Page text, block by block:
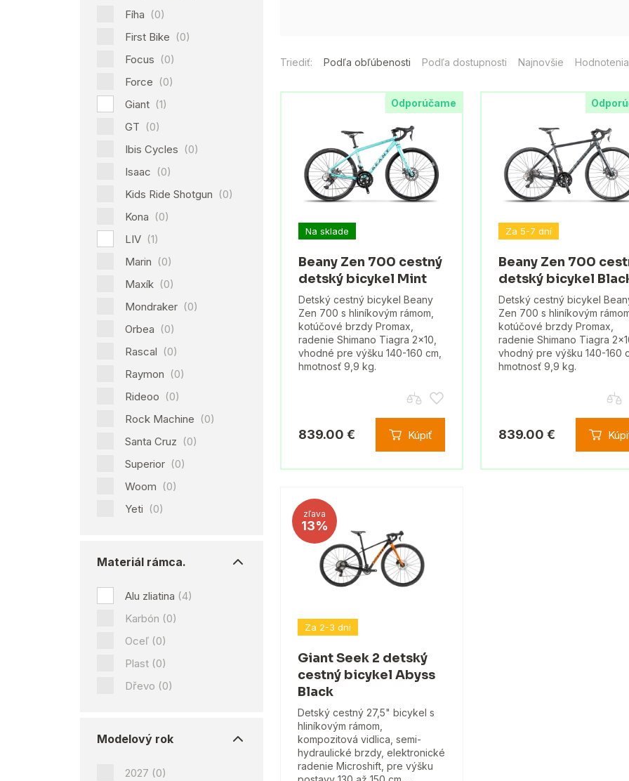
Fíha (0)
First Bike (0)
Focus (0)
Force (0)
Giant (1)
GT (0)
Ibis Cycles (0)
Isaac (0)
Kids Ride Shotgun (0)
Kona (0)
LIV (1)
Marin (0)
Maxík (0)
Mondraker (0)
Orbea (0)
Rascal (0)
Raymon (0)
Rideoo (0)
Rock Machine (0)
Santa Cruz (0)
Superior (0)
Woom (0)
Yeti (0)
Materiál rámca.
Alu zliatina (4)
Karbón (0)
Oceľ (0)
Plast (0)
Dřevo (0)
Modelový rok
2027 (0)
Triediť: Podľa obľúbenosti Podľa dostupnosti Najnovšie
Odporúčame
Na sklade
Beany Zen 700 cestný
detský bicykel Mint
Detský cestný bicykel Beany
Zen 700 s hliníkovým rámom,
kotúčové brzdy Promax,
radenie Shimano Tiagra 2x10,
vhodné pre výšku 140-160 cm,
hmotnosť 9,9 kg.
839.00 € Kúpiť
Za 5-7 dní
Beany Zen 700
detský bicykel
Detský cestný bicykel
Zen 700 s hliníkovým
kotúčové brzdy Promax,
radenie Shimano Tiagra
vhodný pre výšku 140-160
hmotnosť 9,9 kg.
839.00 €
zľava
13%
Za 2-3 dni
Giant Seek 2 detský
cestný bicykel Abyss
Black
Detský cestný 27,5" bicykel s
hliníkovým rámom,
kompozitová vidlica, semi-
hydraulické brzdy, elektronické
radenie Microshift, pre výšku